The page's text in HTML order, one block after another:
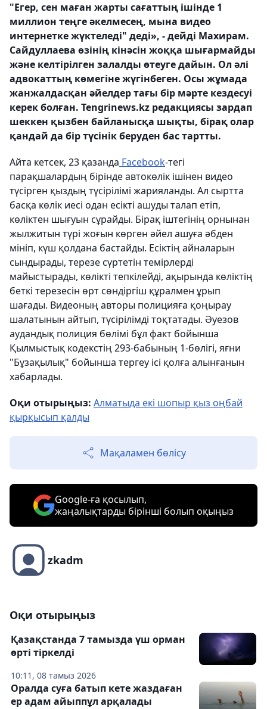
"Егер, сен маған жарты сағаттың ішінде 1
миллион теңге әкелмесең, мына видео
интернетке жүктеледі" деді», - дейді Махирам.
Сайдуллаева өзінің кінәсін жоққа шығармайды
және келтірілген залалды өтеуге дайын. Ол әлі
адвокаттың көмегіне жүгінбеген. Осы жұмада
жанжалдасқан әйелдер тағы бір мәрте кездесуі
керек болған. Tengrinews.kz редакциясы зардап
шеккен қызбен байланысқа шықты, бірақ олар
қандай да бір түсінік беруден бас тартты.
Айта кетсек, 23 қазанда Facebook-тегі
парақшалардың бірінде автокөлік ішінен видео
түсірген қыздың түсірілімі жарияланды. Ал сыртта
басқа көлік иесі одан есікті ашуды талап етіп,
көліктен шығуын сұрайды. Бірақ іштегінің орнынан
жылжитын түрі жоғын көрген әйел ашуға әбден
мініп, күш қолдана бастайды. Есіктің айналарын
сындырады, терезе сүртетін темірлерді
майыстырады, көлікті тепкілейді, ақырында көліктің
беткі терезесін өрт сөндіргіш құралмен ұрып
шағады. Видеоның авторы полицияға қоңырау
шалатынын айтып, түсірілімді тоқтатады. Әуезов
аудандық полиция бөлімі бұл факт бойынша
Қылмыстық кодекстің 293-бабының 1-бөлігі, яғни
"Бұзақылық" бойынша тергеу ісі қолға алынғанын
хабарлады.
Оқи отырыңыз: Алматыда екі шопыр қыз оңбай
қырқысып қалды
Мақаламен бөлісу
Google-ға қосылып,
жаңалықтарды бірінші болып оқыңыз
zkadm
Оқи отырыңыз
10:11, 08 тамыз 2026
Қазақстанда 7 тамызда үш орман
өрті тіркелді
Оралда суға батып кете жаздаған
ер адам айыппұл арқалады